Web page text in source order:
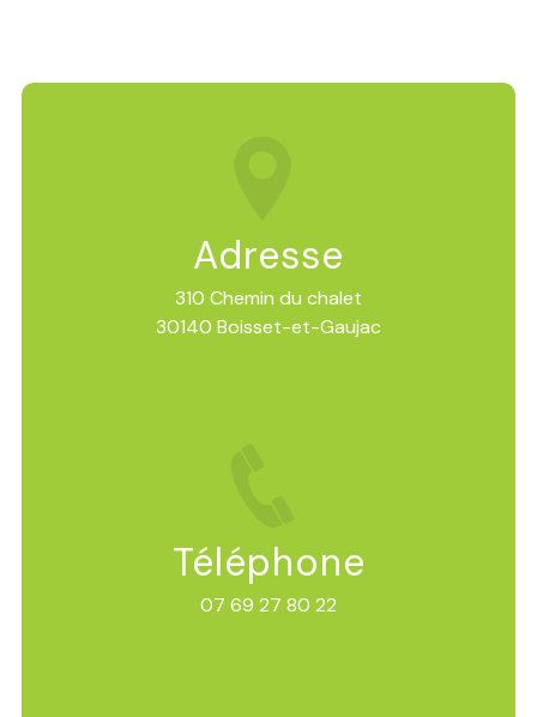
Adresse
310 Chemin du chalet
30140 Boisset-et-Gaujac
Téléphone
07 69 27 80 22